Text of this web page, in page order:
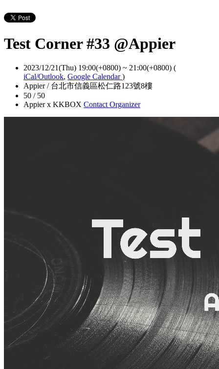
Test Corner #33 @Appier
2023/12/21(Thu) 19:00(+0800) ~ 21:00(+0800) (
iCal/Outlook, Google Calendar)
Appier / 台北市信義區松仁路123號8樓
50 / 50
Appier x KKBOX Contact Organizer